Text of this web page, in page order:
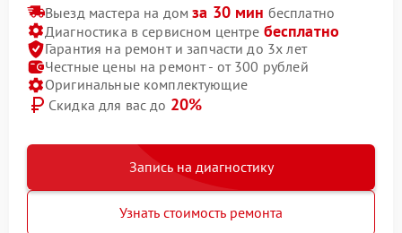
Выезд мастера на домза 30 мин бесплатно
Диагностика в сервисном центре бесплатно
Гарантия на ремонт и запчасти до 3х лет
Честные цены на ремонт - от 300 рублей
Оригинальные комплектующие
Скидка для вас до 20%
Запись на диагностику
Узнать стоимость ремонта